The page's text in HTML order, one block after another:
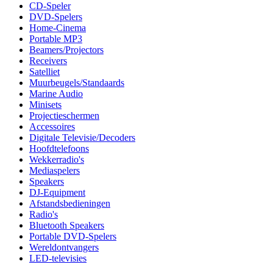
CD-Speler
DVD-Spelers
Home-Cinema
Portable MP3
Beamers/Projectors
Receivers
Satelliet
Muurbeugels/Standaards
Marine Audio
Minisets
Projectieschermen
Accessoires
Digitale Televisie/Decoders
Hoofdtelefoons
Wekkerradio's
Mediaspelers
Speakers
DJ-Equipment
Afstandsbedieningen
Radio's
Bluetooth Speakers
Portable DVD-Spelers
Wereldontvangers
LED-televisies